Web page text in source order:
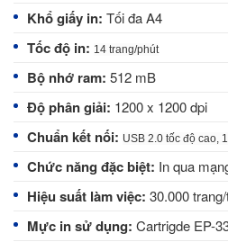
Khổ giấy in: Tối đa A4
Tốc độ in: 14 trang/phút
Bộ nhớ ram: 512 mB
Độ phân giải: 1200 x 1200 dpi
Chuẩn kết nối: USB 2.0 tốc độ cao,
Chức năng đặc biệt: In qua
Hiệu suất làm việc: 30.000
Mực in sử dụng: Cartrigde EP-